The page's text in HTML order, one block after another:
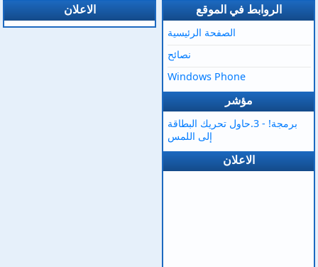
الاعلان الروابط في الموقع
الصفحة الرئيسية
نصائح
Windows Phone
مؤشر
برمجة! - 3.حاول تحريك البطاقة
إلى اللمس
الاعلان